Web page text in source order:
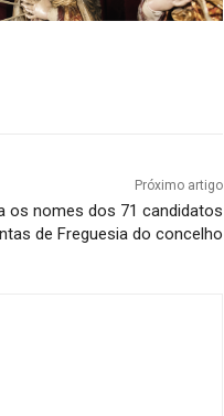
Próximo artigo
os nomes dos 71 candidatos
de Freguesia do concelho